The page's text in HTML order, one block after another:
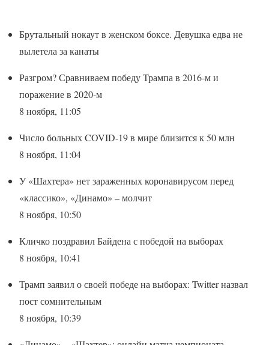
Брутальный нокаут в женском боксе. Девушка едва не
вылетела за канаты
Разгром? Сравниваем победу Трампа в 2016-м и
поражение в 2020-м
8 ноября, 11:05
Число больных COVID-19 в мире близится к 50 млн
8 ноября, 11:04
У «Шахтера» нет зараженных коронавирусом перед
«классико», «Динамо» – молчит
8 ноября, 10:50
Кличко поздравил Байдена с победой на выборах
8 ноября, 10:41
Трамп заявил о своей победе на выборах: Twitter назвал
пост сомнительным
8 ноября, 10:39